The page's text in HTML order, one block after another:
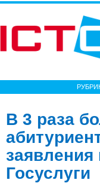
В 3 раза
заявления
Госуслуги